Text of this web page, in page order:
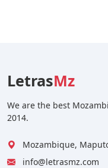
LetrasMz
We are the best
2014.
Mozambique,
info@letrasmz.com